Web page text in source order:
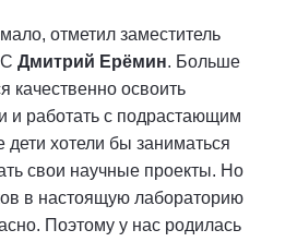
отметил заместитель
Дмитрий Ерёмин. Больше
качественно освоить
работать с подрастающим
дети хотели бы заниматься
свои научные проекты. Но
в настоящую лабораторию
Поэтому у нас родилась